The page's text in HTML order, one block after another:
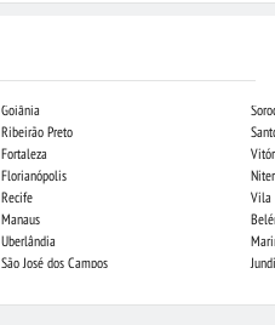
Goiânia
Ribeirão Preto
Fortaleza
Florianópolis
Recife
Manaus
Uberlândia
São José dos Campos
Vila